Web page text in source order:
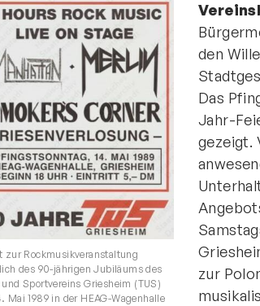
zur Rockmusikveranstaltung
des 90-jährigen Jubiläums des
Sportvereins Griesheim (TUS)
Mai 1989 in der HEAG-Wagenhalle
den
Das
Jahr-
gezeigt.
zur